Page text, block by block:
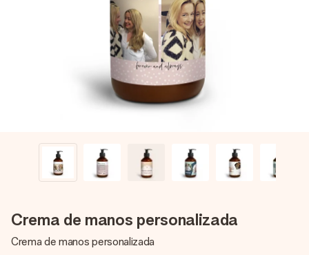
Crea algo único en pocos pasos – con su nombre, tu foto o
un mensaje que llegue al corazón. Sin complicaciones, solo
todo el amor para el momento.
Crema de manos personalizada
Crema de manos personalizada